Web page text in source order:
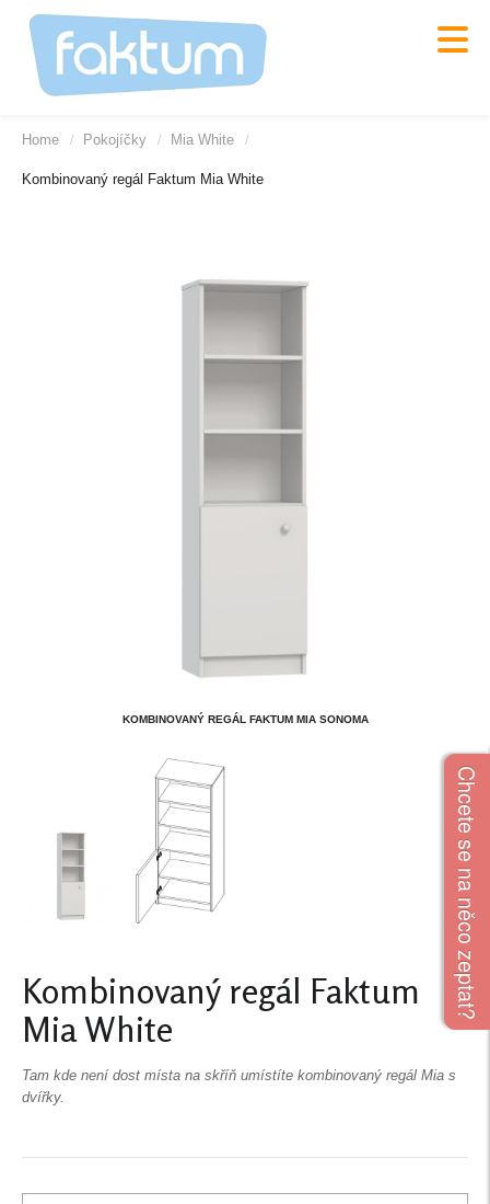
Home / Pokojíčky / Mia White /
Kombinovaný regál Faktum Mia White
KOMBINOVANÝ REGÁL FAKTUM MIA SONOMA
Kombinovaný regál Faktum
Mia White
Tam kde není dost místa na skříň umístíte kombinovaný regál Mia s
dvířky.
Chcete se na něco zeptat?